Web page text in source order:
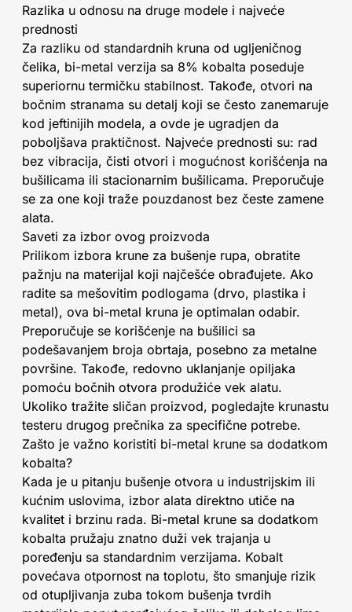
Razlika u odnosu na druge modele i najveće
prednosti
Za razliku od standardnih kruna od ugljeničnog
čelika, bi-metal verzija sa 8% kobalta poseduje
superiornu termičku stabilnost. Takođe, otvori na
bočnim stranama su detalj koji se često zanemaruje
kod jeftinijih modela, a ovde je ugradjen da
poboljšava praktičnost. Najveće prednosti su: rad
bez vibracija, čisti otvori i mogućnost korišćenja na
bušilicama ili stacionarnim bušilicama. Preporučuje
se za one koji traže pouzdanost bez česte zamene
alata.
Saveti za izbor ovog proizvoda
Prilikom izbora krune za bušenje rupa, obratite
pažnju na materijal koji najčešće obrađujete. Ako
radite sa mešovitim podlogama (drvo, plastika i
metal), ova bi-metal kruna je optimalan odabir.
Preporučuje se korišćenje na bušilici sa
podešavanjem broja obrtaja, posebno za metalne
površine. Takođe, redovno uklanjanje opiljaka
pomoću bočnih otvora produžiće vek alatu.
Ukoliko tražite sličan proizvod, pogledajte krunastu
testeru drugog prečnika za specifične potrebe.
Zašto je važno koristiti bi-metal krune sa dodatkom
kobalta?
Kada je u pitanju bušenje otvora u industrijskim ili
kućnim uslovima, izbor alata direktno utiče na
kvalitet i brzinu rada. Bi-metal krune sa dodatkom
kobalta pružaju znatno duži vek trajanja u
poređenju sa standardnim verzijama. Kobalt
povećava otpornost na toplotu, što smanjuje rizik
od otupljivanja zuba tokom bušenja tvrdih